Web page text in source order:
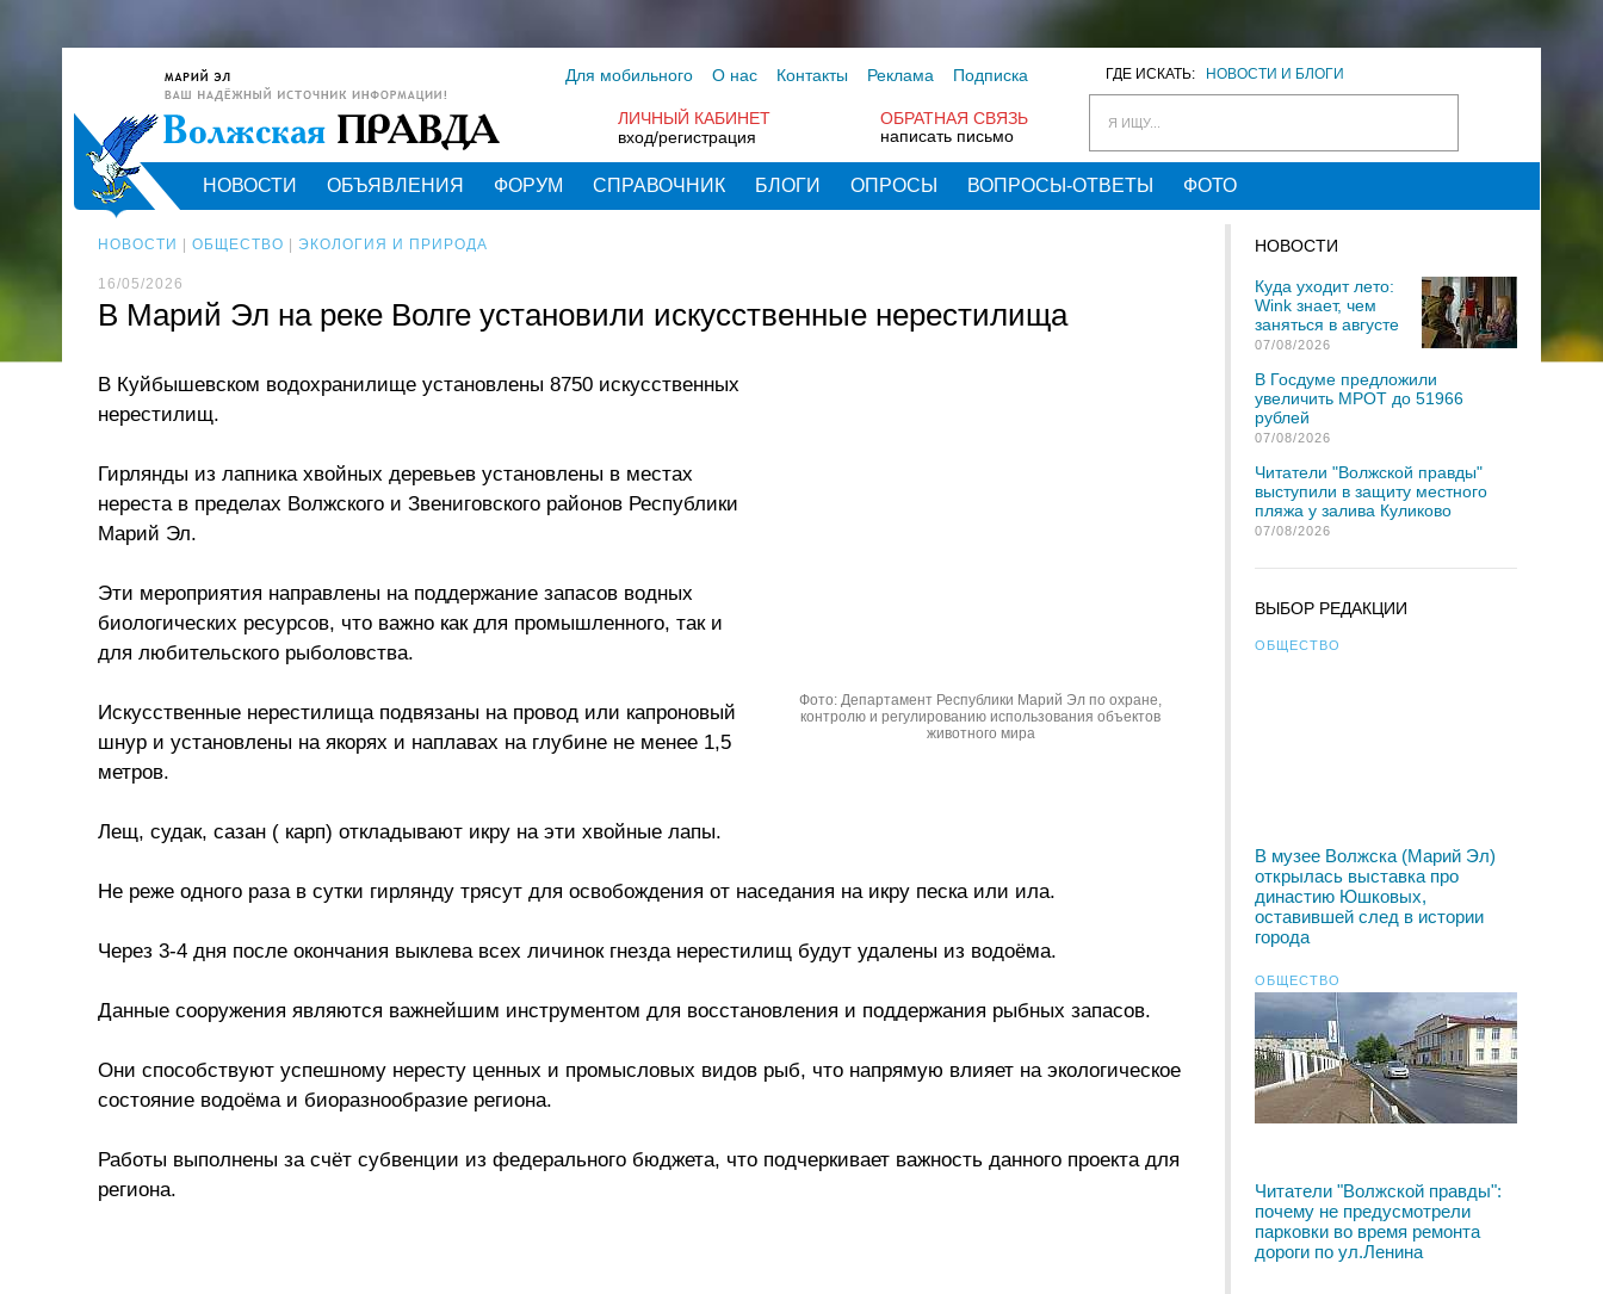
ГДЕ ИСКАТЬ: НОВОСТИ И БЛОГИ
Я ИЩУ...
Для мобильного О нас Контакты Реклама Подписка
ОБРАТНАЯ СВЯЗЬ
написать письмо
ЛИЧНЫЙ КАБИНЕТ
вход/регистрация
НОВОСТИ ОБЪЯВЛЕНИЯ ФОРУМ СПРАВОЧНИК БЛОГИ ОПРОСЫ ВОПРОСЫ-ОТВЕТЫ ФОТО
НОВОСТИ ОБЩЕСТВО ЭКОЛОГИЯ И ПРИРОДА
16/05/2026
В Марий Эл на реке Волге установили искусственные нерестилища
Фото: Департамент Республики Марий Эл по охране,
контролю и регулированию использования объектов
животного мира
В Куйбышевском водохранилище установлены 8750 искусственных
нерестилищ.
Гирлянды из лапника хвойных деревьев установлены в местах
нереста в пределах Волжского и Звениговского районов Республики
Марий Эл.
Эти мероприятия направлены на поддержание запасов водных
биологических ресурсов, что важно как для промышленного, так и
для любительского рыболовства.
Искусственные нерестилища подвязаны на провод или капроновый
шнур и установлены на якорях и наплавах на глубине не менее 1,5
метров.
Лещ, судак, сазан ( карп) откладывают икру на эти хвойные лапы.
Не реже одного раза в сутки гирлянду трясут для освобождения от наседания на икру песка или ила.
Через 3-4 дня после окончания выклева всех личинок гнезда нерестилищ будут удалены из водоёма.
Данные сооружения являются важнейшим инструментом для восстановления и поддержания рыбных запасов.
Они способствуют успешному нересту ценных и промысловых видов рыб, что напрямую влияет на экологическое
состояние водоёма и биоразнообразие региона.
Работы выполнены за счёт субвенции из федерального бюджета, что подчеркивает важность данного проекта для
региона.
НОВОСТИ
Куда уходит лето:
Wink знает, чем
заняться в августе
07/08/2026
В Госдуме предложили
увеличить МРОТ до 51966
рублей
07/08/2026
Читатели "Волжской правды"
выступили в защиту местного
пляжа у залива Куликово
07/08/2026
ВЫБОР РЕДАКЦИИ
ОБЩЕСТВО
В музее Волжска (Марий Эл)
открылась выставка про
династию Юшковых,
оставившей след в истории
города
ОБЩЕСТВО
Читатели "Волжской правды":
почему не предусмотрели
парковки во время ремонта
дороги по ул.Ленина